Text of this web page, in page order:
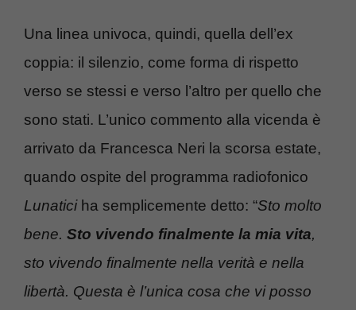
Una linea univoca, quindi, quella dell’ex
coppia: il silenzio, come forma di rispetto
verso se stessi e verso l’altro per quello che
sono stati. L’unico commento alla vicenda è
arrivato da Francesca Neri la scorsa estate,
quando ospite del programma radiofonico
Lunaticiha semplicemente detto: “Sto molto
bene. Sto vivendo finalmente la mia vita,
sto vivendo finalmente nella verità e nella
libertà. Questa è l’unica cosa che vi posso